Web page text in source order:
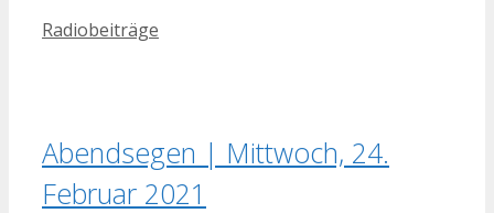
Kategorien
Radiobeiträge
Abendsegen | Mittwoch, 24.
Februar 2021